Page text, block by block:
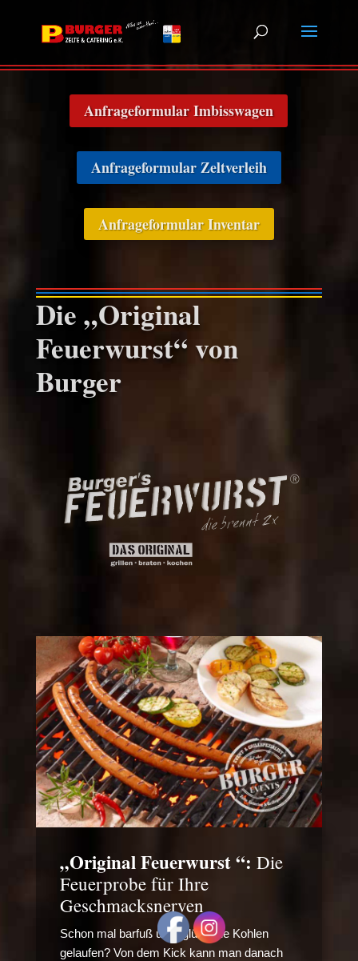
Anfrageformular Imbisswagen
Anfrageformular Zeltverleih
Anfrageformular Inventar
Die „Original
Feuerwurst“ von
Burger
„OriginalFeuerwurst “: Die
Feuerprobe für Ihre
Geschmacksnerven
Schon mal barfuß über glühende Kohlen
gelaufen? Von dem Kick kann man danach